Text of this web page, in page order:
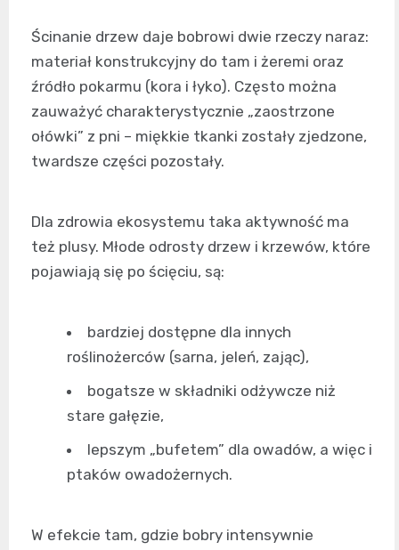
Ścinanie drzew daje bobrowi dwie rzeczy naraz:
materiał konstrukcyjny do tam i żeremi oraz
źródło pokarmu (kora i łyko). Często można
zauważyć charakterystycznie „zaostrzone
ołówki” z pni – miękkie tkanki zostały zjedzone,
twardsze części pozostały.
Dla zdrowia ekosystemu taka aktywność ma
też plusy. Młode odrosty drzew i krzewów, które
pojawiają się po ścięciu, są:
bardziej dostępne dla innych
roślinożerców (sarna, jeleń, zając),
bogatsze w składniki odżywcze niż
stare gałęzie,
lepszym „bufetem” dla owadów, a więc i
ptaków owadożernych.
W efekcie tam, gdzie bobry intensywnie